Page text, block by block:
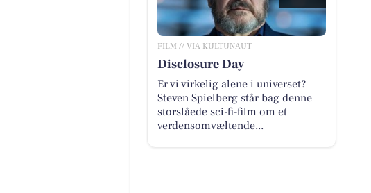
FILM // VIA KULTUNAUT
Disclosure Day
Er vi virkelig alene i universet?
Steven Spielberg står bag denne
storslåede sci-fi-film om et
verdensomvæltende...